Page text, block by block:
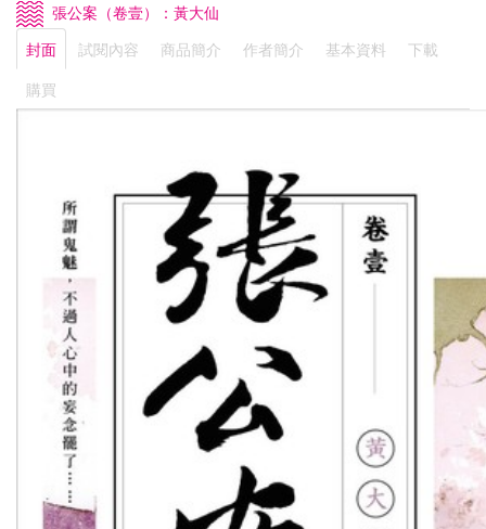
張公案（卷壹）：黃大仙
封面
試閱內容 商品簡介 作者簡介 基本資料
下載
購買